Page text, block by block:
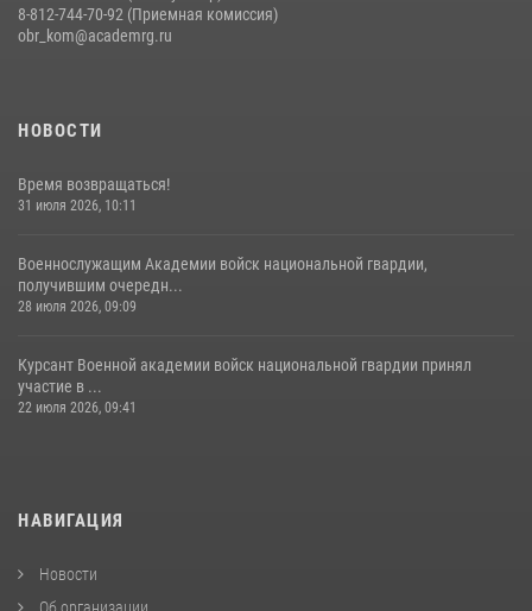
8-812-744-70-92 (Приемная комиссия)
obr_kom@academrg.ru
НОВОСТИ
Время возвращаться!
31 июля 2026, 10:11
Военнослужащим Академии войск национальной гвардии,
получившим очередн...
28 июля 2026, 09:09
Курсант Военной академии войск национальной гвардии принял
участие в ...
22 июля 2026, 09:41
НАВИГАЦИЯ
Новости